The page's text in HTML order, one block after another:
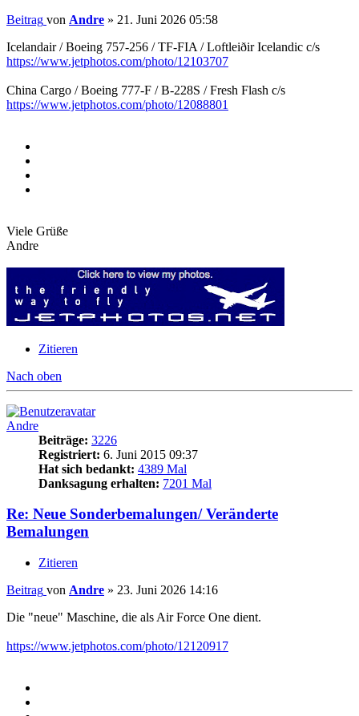
Beitrag von Andre » 21. Juni 2026 05:58
Icelandair / Boeing 757-256 / TF-FIA / Loftleiðir Icelandic c/s
https://www.jetphotos.com/photo/12103707
China Cargo / Boeing 777-F / B-228S / Fresh Flash c/s
https://www.jetphotos.com/photo/12088801
Viele Grüße
Andre
Zitieren
Nach oben
Andre
Beiträge: 3226
Registriert: 6. Juni 2015 09:37
Hat sich bedankt: 4389 Mal
Danksagung erhalten: 7201 Mal
Re: Neue Sonderbemalungen/ Veränderte
Bemalungen
Zitieren
Beitrag von Andre » 23. Juni 2026 14:16
Die "neue" Maschine, die als Air Force One dient.
https://www.jetphotos.com/photo/12120917